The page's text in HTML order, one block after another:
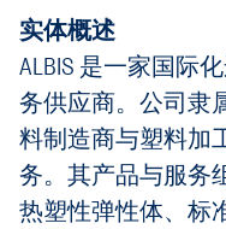
实体概述
ALBIS 是一家国际
务供应商。公司隶
料制造商与塑料加
务。其产品与服务
热塑性弹性体、标